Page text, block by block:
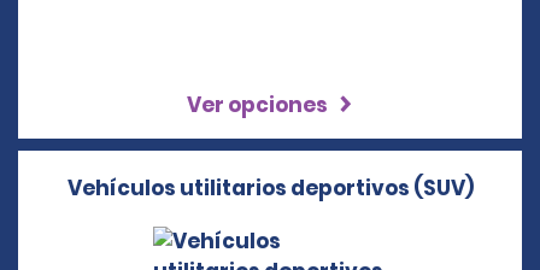
Ver opciones
Vehículos utilitarios deportivos (SUV)